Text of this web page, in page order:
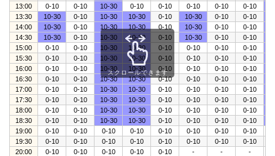
13:00
0-10 0-10 10-30 0-10 0-10 0-10 0-10 0-10
13:30
10-30 0-10 10-30 10-30 0-10 10-30 0-10 0-10
14:00
10-30 0-10 10-30 10-30 0-10 10-30 0-10 0-10
14:30
10-30 0-10 10-30 10-30 0-10 10-30 0-10 0-10
15:00
0-10 0-10 10-30 10-30 0-10 0-10 0-10 0-10
15:30
0-10 0-10 10-30 10-30 0-10 0-10 0-10 0-10
16:00
0-10 0-10 10-30 10-30 0-10 0-10 0-10 0-10
16:30
0-10 0-10 10-30 10-30 0-10 0-10 0-10 0-10
17:00
0-10 0-10 10-30 10-30 0-10 0-10 0-10 0-10
17:30
0-10 0-10 10-30 10-30 0-10 0-10 0-10 0-10
18:00
0-10 0-10 10-30 10-30 0-10 0-10 0-10 0-10
18:30
0-10 0-10 10-30 10-30 0-10 0-10 0-10 0-10
19:00
0-10 0-10 0-10 0-10 0-10 0-10 0-10 0-10
19:30
0-10 0-10 0-10 0-10 0-10 0-10 0-10 0-10
20:00
0-10 0-10 0-10 0-10 0-10 - - -
スクロールできます